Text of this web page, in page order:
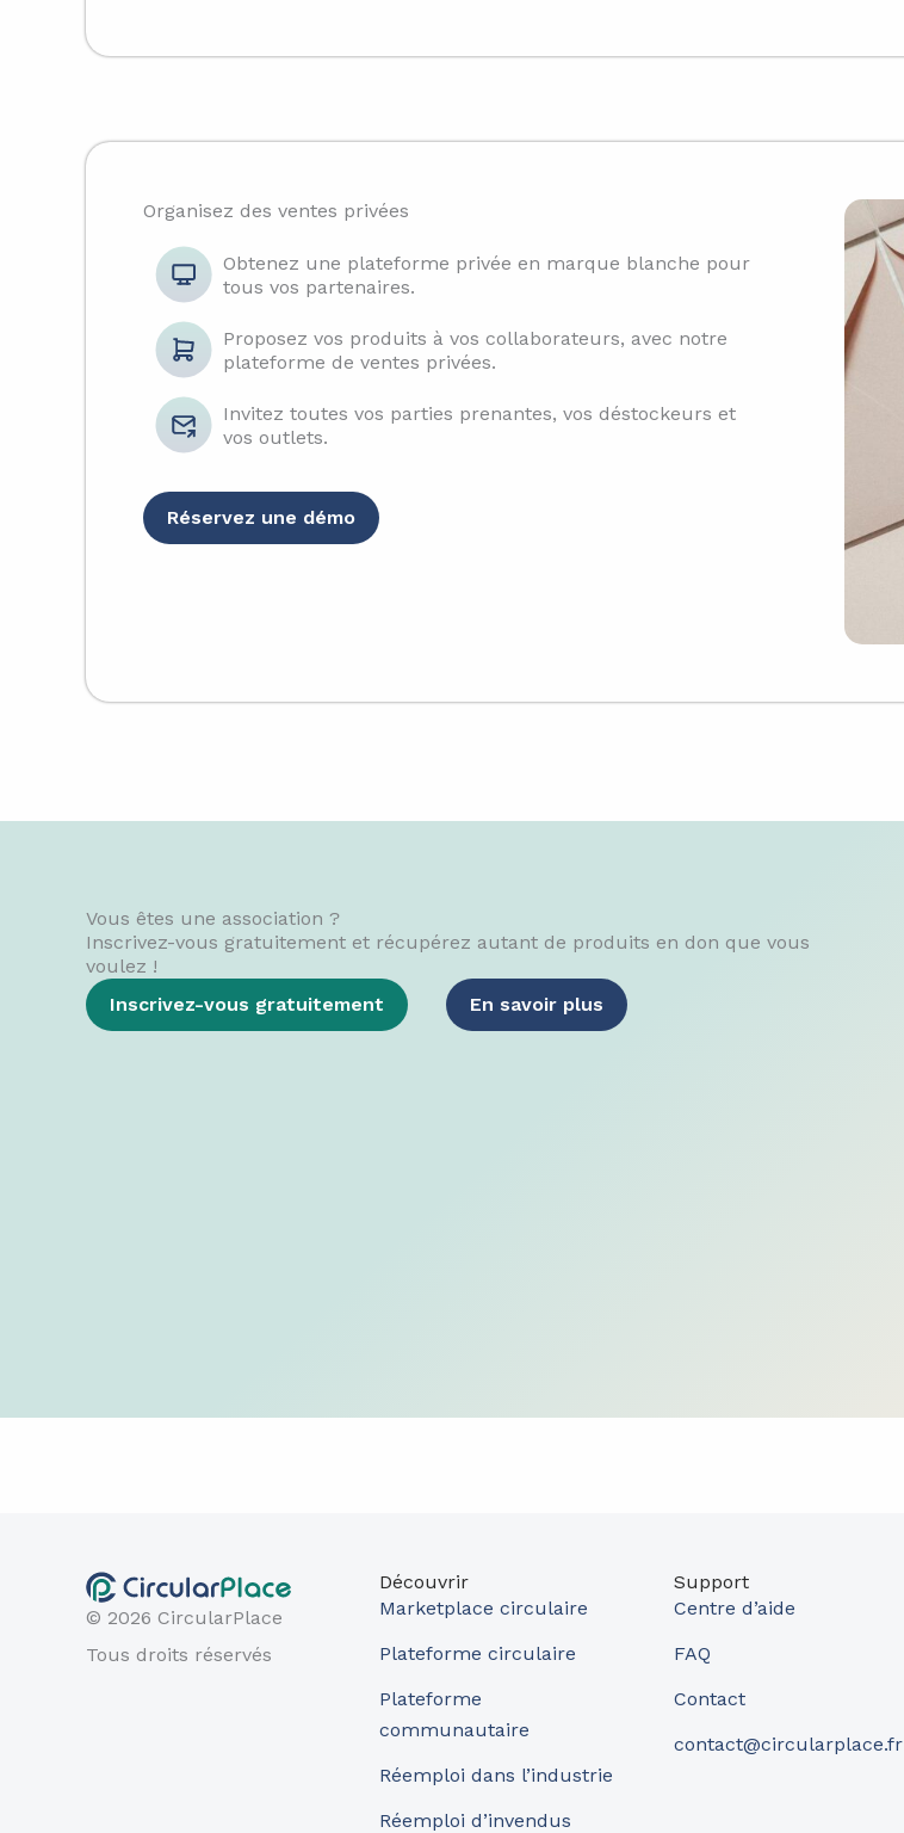
Organisez des ventes privées
Obtenez une plateforme privée en marque blanche pour
tous vos partenaires.
Proposez vos produits à vos collaborateurs, avec notre
plateforme de ventes privées.
Invitez toutes vos parties prenantes, vos déstockeurs et
vos outlets.
Réservez une démo
Vous êtes une association ?​
Inscrivez-vous gratuitement et récupérez autant de produits en don que vous
voulez !
Inscrivez-vous gratuitement
En savoir plus
© 2026 CircularPlace
Tous droits réservés
Découvrir
Marketplace circulaire
Plateforme circulaire
Plateforme
communautaire
Réemploi dans l’industrie
Réemploi d’invendus
Support
Centre d’aide
FAQ
Contact
contact@circularplace.fr